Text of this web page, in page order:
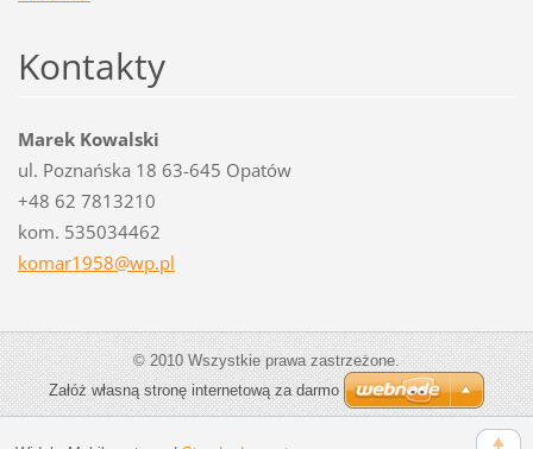
Kontakty
Marek Kowalski
ul. Poznańska 18 63-645 Opatów
+48 62 7813210
kom. 535034462
komar1958@wp.pl
© 2010 Wszystkie prawa zastrzeżone.
Załóż własną stronę internetową za darmo